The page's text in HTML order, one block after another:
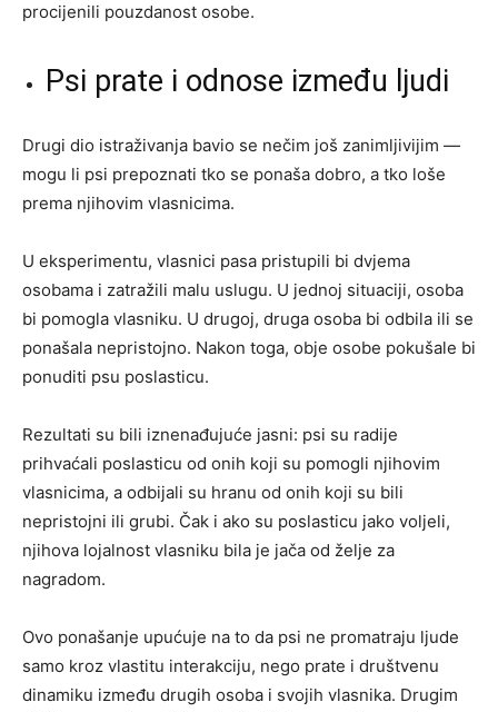
procijenili pouzdanost osobe.
Psi prate i odnose između ljudi
Drugi dio istraživanja bavio se nečim još zanimljivijim —
mogu li psi prepoznati tko se ponaša dobro, a tko loše
prema njihovim vlasnicima.
U eksperimentu, vlasnici pasa pristupili bi dvjema
osobama i zatražili malu uslugu. U jednoj situaciji, osoba
bi pomogla vlasniku. U drugoj, druga osoba bi odbila ili se
ponašala nepristojno. Nakon toga, obje osobe pokušale bi
ponuditi psu poslasticu.
Rezultati su bili iznenađujuće jasni: psi su radije
prihvaćali poslasticu od onih koji su pomogli njihovim
vlasnicima, a odbijali su hranu od onih koji su bili
nepristojni ili grubi. Čak i ako su poslasticu jako voljeli,
njihova lojalnost vlasniku bila je jača od želje za
nagradom.
Ovo ponašanje upućuje na to da psi ne promatraju ljude
samo kroz vlastitu interakciju, nego prate i društvenu
dinamiku između drugih osoba i svojih vlasnika. Drugim